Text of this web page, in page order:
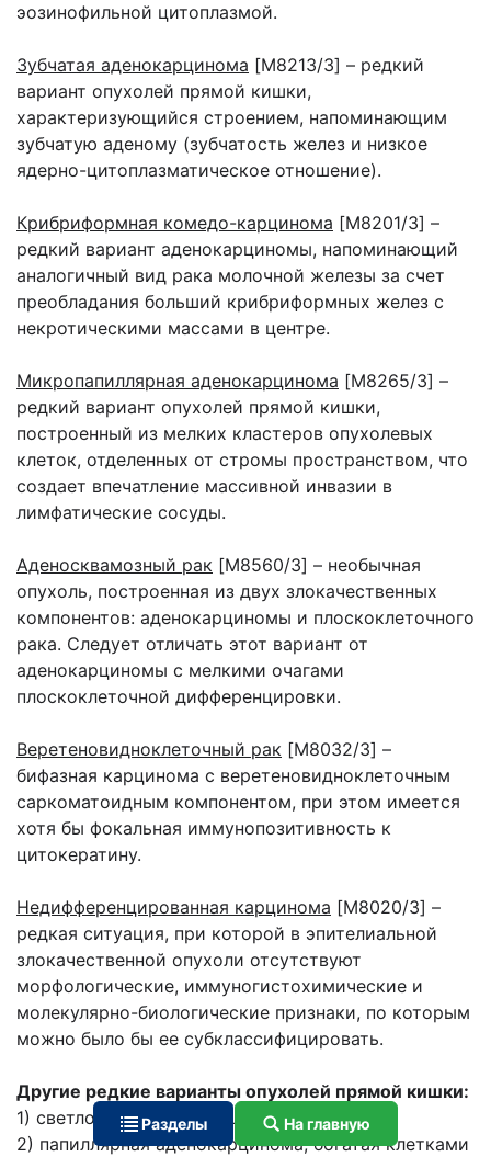
эозинофильной цитоплазмой.
Зубчатая аденокарцинома [M8213/3] – редкий
вариант опухолей прямой кишки,
характеризующийся строением, напоминающим
зубчатую аденому (зубчатость желез и низкое
ядерно-цитоплазматическое отношение).
Крибриформная комедо-карцинома [M8201/3] –
редкий вариант аденокарциномы, напоминающий
аналогичный вид рака молочной железы за счет
преобладания больший крибриформных желез с
некротическими массами в центре.
Микропапиллярная аденокарцинома [M8265/3] –
редкий вариант опухолей прямой кишки,
построенный из мелких кластеров опухолевых
клеток, отделенных от стромы пространством, что
создает впечатление массивной инвазии в
лимфатические сосуды.
Аденосквамозный рак [M8560/3] – необычная
опухоль, построенная из двух злокачественных
компонентов: аденокарциномы и плоскоклеточного
рака. Следует отличать этот вариант от
аденокарциномы с мелкими очагами
плоскоклеточной дифференцировки.
Веретеновидноклеточный рак [M8032/3] –
бифазная карцинома с веретеновидноклеточным
саркоматоидным компонентом, при этом имеется
хотя бы фокальная иммунопозитивность к
цитокератину.
Недифференцированная карцинома [M8020/3] –
редкая ситуация, при которой в эпителиальной
злокачественной опухоли отсутствуют
морфологические, иммуногистохимические и
молекулярно-биологические признаки, по которым
можно было бы ее субклассифицировать.
Другие редкие варианты опухолей прямой кишки:
1) светло-клеточная карцинома;
2) папиллярная аденокарцинома, богатая клетками
Разделы На главную